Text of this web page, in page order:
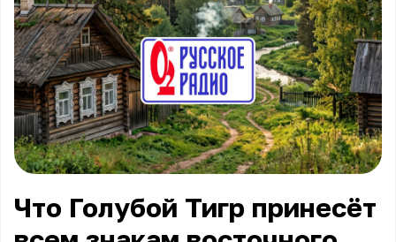
Что Голубой Тигр принесёт